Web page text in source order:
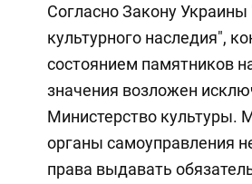
Согласно Закону Украины
культурного наследия",
состоянием памятников
значения возложен
Министерство культуры.
органы самоуправления
права выдавать